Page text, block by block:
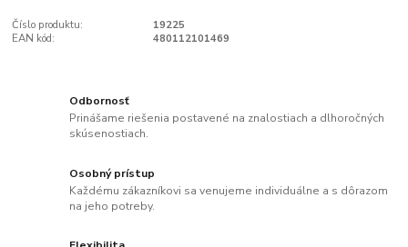
Číslo produktu:
19225
EAN kód:
480112101469
Odbornosť
Prinášame riešenia postavené na znalostiach a dlhoročných
skúsenostiach.
Osobný prístup
Každému zákazníkovi sa venujeme individuálne a s dôrazom
na jeho potreby.